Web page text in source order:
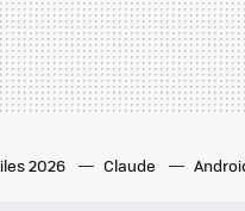
2026 Claude